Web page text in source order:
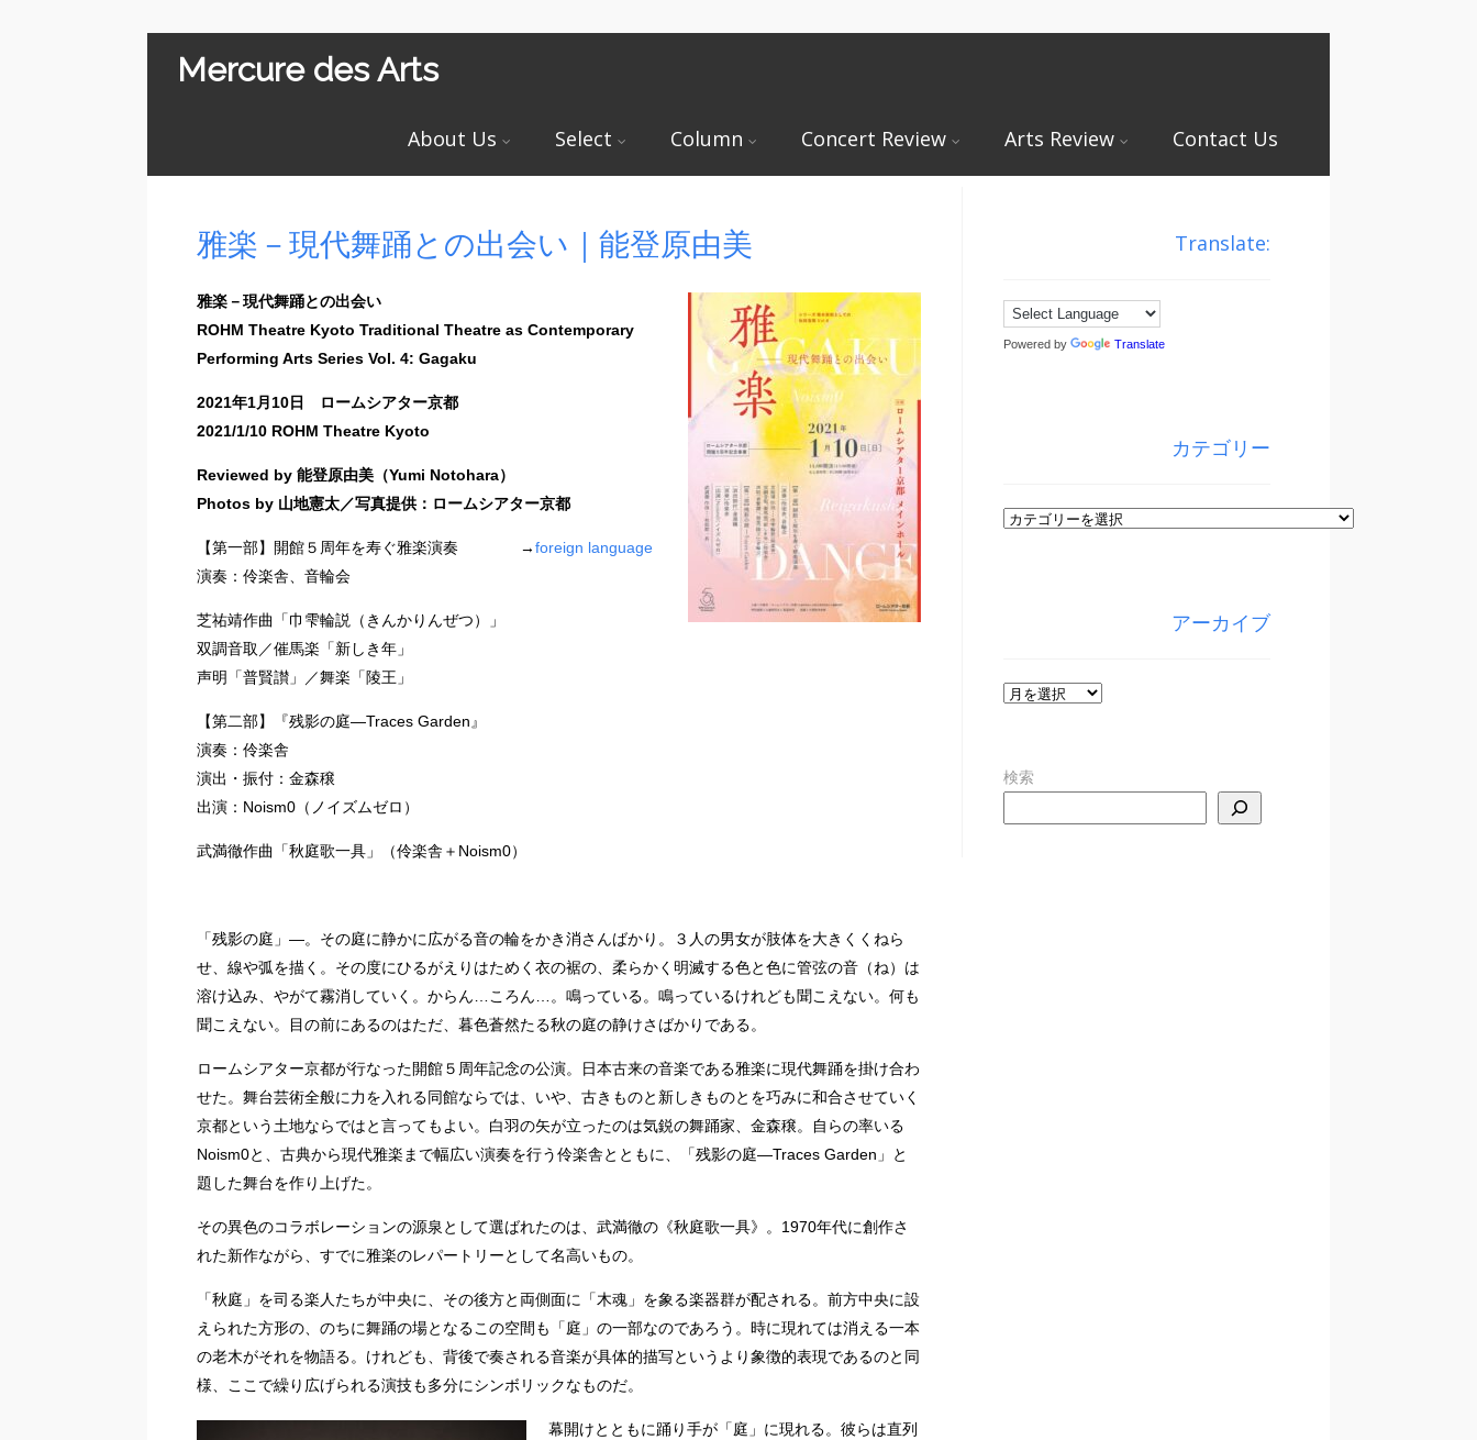
Mercure des Arts
About Us Select Column Concert Review Arts Review Contact Us
雅楽－現代舞踊との出会い｜能登原由美
雅楽－現代舞踊との出会い
ROHM Theatre Kyoto Traditional Theatre as Contemporary
Performing Arts Series Vol. 4: Gagaku
2021年1月10日 ロームシアター京都
2021/1/10 ROHM Theatre Kyoto
Reviewed by 能登原由美（Yumi Notohara）
Photos by 山地憲太／写真提供：ロームシアター京都
【第一部】開館５周年を寿ぐ雅楽演奏 →foreign language
演奏：伶楽舎、音輪会
芝祐靖作曲「巾雫輪説（きんかりんぜつ）」
双調音取／催馬楽「新しき年」
声明「普賢讃」／舞楽「陵王」
【第二部】『残影の庭―Traces Garden』
演奏：伶楽舎
演出・振付：金森穣
出演：Noism0（ノイズムゼロ）
武満徹作曲「秋庭歌一具」（伶楽舎＋Noism0）
「残影の庭」―。その庭に静かに広がる音の輪をかき消さんばかり。３人の男女が肢体を大きくくねら
せ、線や弧を描く。その度にひるがえりはためく衣の裾の、柔らかく明滅する色と色に管弦の音（ね）は
溶け込み、やがて霧消していく。からん…ころん…。鳴っている。鳴っているけれども聞こえない。何も
聞こえない。目の前にあるのはただ、暮色蒼然たる秋の庭の静けさばかりである。
ロームシアター京都が行なった開館５周年記念の公演。日本古来の音楽である雅楽に現代舞踊を掛け合わ
せた。舞台芸術全般に力を入れる同館ならでは、いや、古きものと新しきものとを巧みに和合させていく
京都という土地ならではと言ってもよい。白羽の矢が立ったのは気鋭の舞踊家、金森穣。自らの率いる
Noism0と、古典から現代雅楽まで幅広い演奏を行う伶楽舎とともに、「残影の庭―Traces Garden」と
題した舞台を作り上げた。
その異色のコラボレーションの源泉として選ばれたのは、武満徹の《秋庭歌一具》。1970年代に創作さ
れた新作ながら、すでに雅楽のレパートリーとして名高いもの。
「秋庭」を司る楽人たちが中央に、その後方と両側面に「木魂」を象る楽器群が配される。前方中央に設
えられた方形の、のちに舞踊の場となるこの空間も「庭」の一部なのであろう。時に現れては消える一本
の老木がそれを物語る。けれども、背後で奏される音楽が具体的描写というより象徴的表現であるのと同
様、ここで繰り広げられる演技も多分にシンボリックなものだ。
幕開けとともに踊り手が「庭」に現れる。彼らは直列
Translate:
Powered by Translate
カテゴリー
カ
アーカイブ
ア
イ
検索